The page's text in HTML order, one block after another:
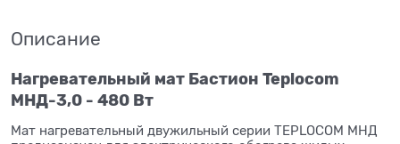
Описание
Нагревательный мат Бастион Teplocom
МНД-3,0 - 480 Вт
Мат нагревательный двужильный серии TEPLOCOM МНД